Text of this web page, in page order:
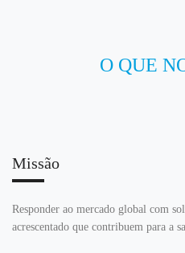
O QUE
Missão
Responder ao mercado global com
acrescentado que contribuem para a